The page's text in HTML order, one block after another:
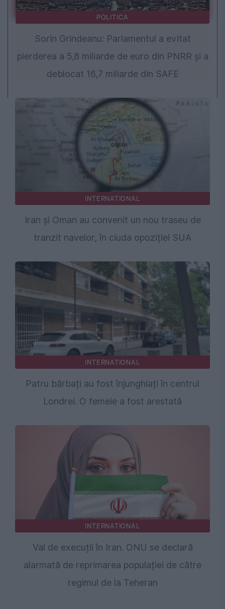
POLITICA
Sorin Grindeanu: Parlamentul a evitat
pierderea a 5,8 miliarde de euro din PNRR și a
deblocat 16,7 miliarde din SAFE
INTERNATIONAL
Iran și Oman au convenit un nou traseu de
tranzit navelor, în ciuda opoziției SUA
INTERNATIONAL
Patru bărbați au fost înjunghiați în centrul
Londrei. O femeie a fost arestată
INTERNATIONAL
Val de execuții în Iran. ONU se declară
alarmată de reprimarea populației de către
regimul de la Teheran